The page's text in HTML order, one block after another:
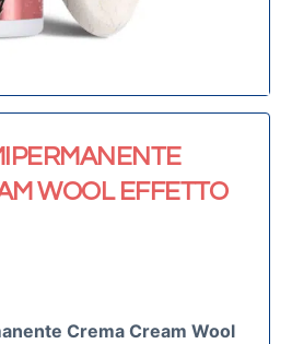
WOOL EFFETTO
Crema Cream Wool